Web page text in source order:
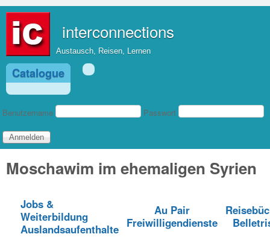
interconnections
Austausch, Reisen, Lernen
Catalogue
Benutzeranmeldung
Benutzername Passwort
Moschawim im ehemaligen Syrien
Jobs &
Weiterbildung
Auslandsaufenthalte
Au Pair
Freiwilligendienste